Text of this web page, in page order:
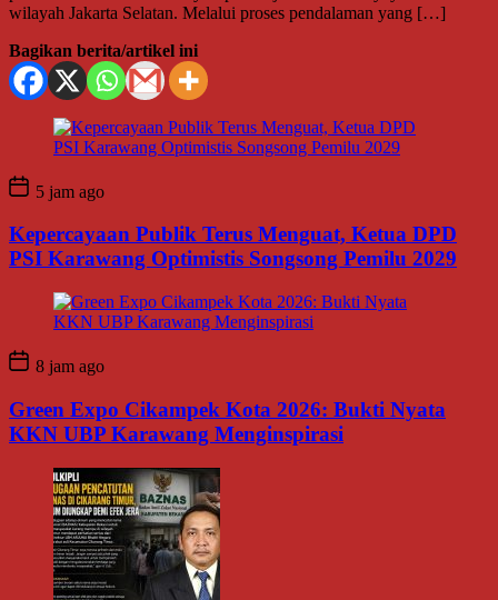
wilayah Jakarta Selatan. Melalui proses pendalaman yang […]
Bagikan berita/artikel ini
5 jam ago
Kepercayaan Publik Terus Menguat, Ketua DPD
PSI Karawang Optimistis Songsong Pemilu 2029
8 jam ago
Green Expo Cikampek Kota 2026: Bukti Nyata
KKN UBP Karawang Menginspirasi